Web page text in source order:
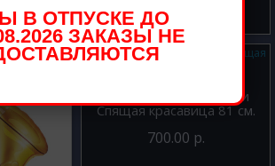
Шар фигура из фольги
Спящая красавица 81 см.
700.00 р.
В ОТПУСКЕ ДО
ЗАКАЗЫ НЕ